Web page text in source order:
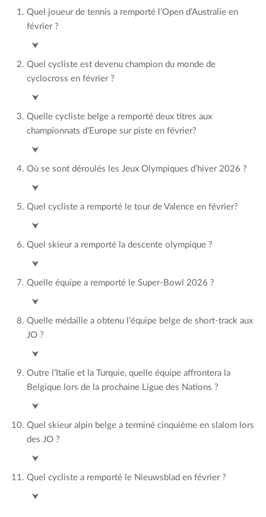
Quel joueur de tennis a remporté l’Open d’Australie en
février ?
Carlos Alcaraz (c Djokovic)
⮟
Quel cycliste est devenu champion du monde de
cyclocross en février ?
Mathieu van der Poel
⮟
Quelle cycliste belge a remporté deux titres aux
championnats d’Europe sur piste en février?
Lotte Kopecky
⮟
Où se sont déroulés les Jeux Olympiques d’hiver 2026 ?
Milan – Cortina
⮟
Quel cycliste a remporté le tour de Valence en février?
Remco Evenepoel
⮟
Quel skieur a remporté la descente olympique ?
Franjo von Allman
⮟
Quelle équipe a remporté le Super-Bowl 2026 ?
Seattle Seahawks
⮟
Quelle médaille a obtenu l’équipe belge de short-track aux
JO ?
Bronze
⮟
Outre l’Italie et la Turquie, quelle équipe affrontera la
Belgique lors de la prochaine Ligue des Nations ?
France
⮟
Quel skieur alpin belge a terminé cinquième en slalom lors
des JO ?
Armand Marchant
⮟
Quel cycliste a remporté le Nieuwsblad en février ?
Mathieu van der Poel
⮟